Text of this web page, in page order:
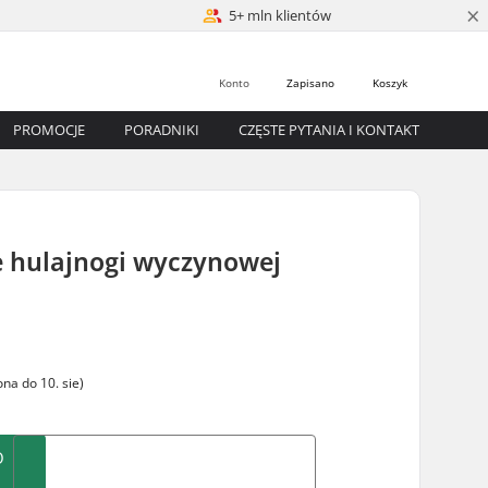
5+ mln klientów ×
Koszyk
Zapisano
Konto
PROMOCJE PORADNIKI CZĘSTE PYTANIA I KONTAKT
hulajnogi wyczynowej
do 10. sie)